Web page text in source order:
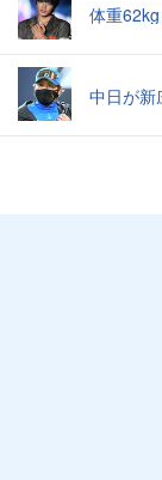
体重
中日が新